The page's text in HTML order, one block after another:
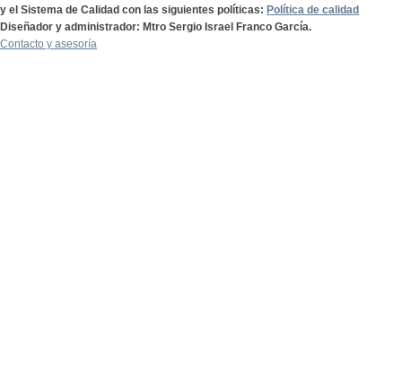
y el Sistema de Calidad con las siguientes políticas: Política de calidad
Diseñador y administrador: Mtro Sergio Israel Franco García.
Contacto y asesoría